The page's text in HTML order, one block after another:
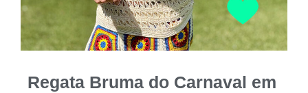
Regata Bruma do Carnaval em